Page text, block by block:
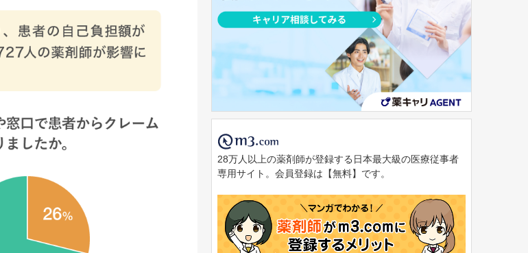
28万人以上の薬剤師が登録する日本最大級の医療従事者
専用サイト。会員登録は【無料】です。